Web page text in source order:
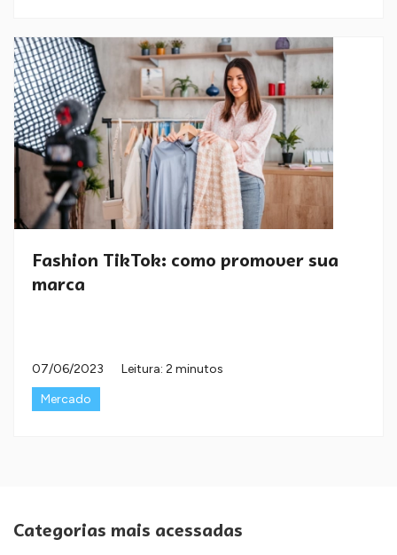
Fashion TikTok: como promover sua
marca
07/06/2023
Leitura: 2 minutos
Mercado
Categorias mais acessadas